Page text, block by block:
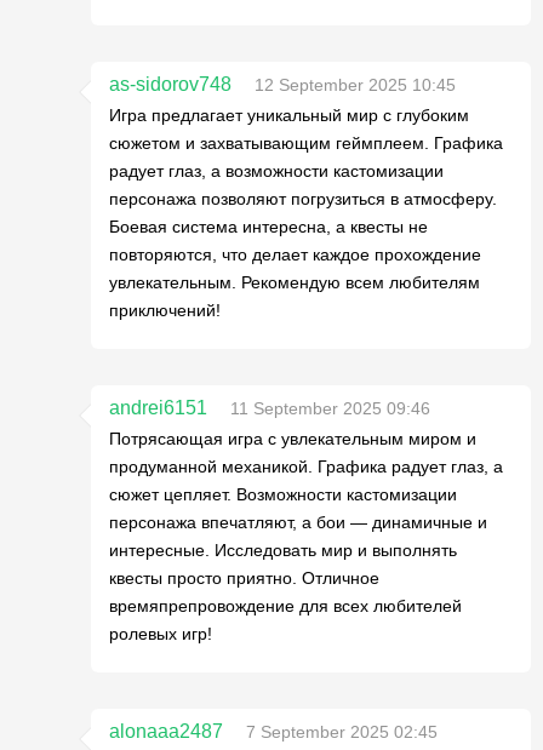
as-sidorov748
12 September 2025 10:45
Игра предлагает уникальный мир с глубоким
сюжетом и захватывающим геймплеем. Графика
радует глаз, а возможности кастомизации
персонажа позволяют погрузиться в атмосферу.
Боевая система интересна, а квесты не
повторяются, что делает каждое прохождение
увлекательным. Рекомендую всем любителям
приключений!
andrei6151
11 September 2025 09:46
Потрясающая игра с увлекательным миром и
продуманной механикой. Графика радует глаз, а
сюжет цепляет. Возможности кастомизации
персонажа впечатляют, а бои — динамичные и
интересные. Исследовать мир и выполнять
квесты просто приятно. Отличное
времяпрепровождение для всех любителей
ролевых игр!
alonaaa2487
7 September 2025 02:45